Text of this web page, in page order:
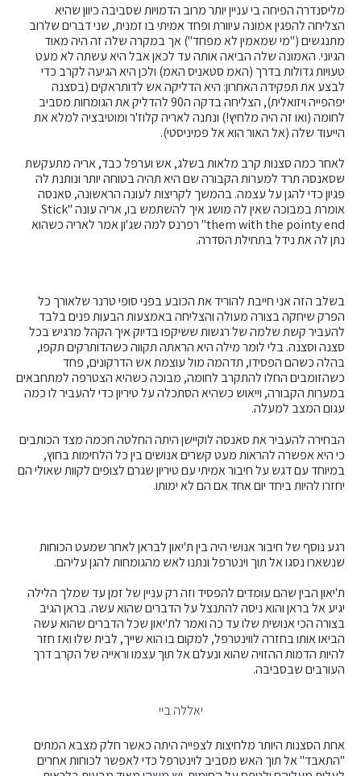
מליסנדרה הפיחה בי עניין יותר מרוב הדמויות שסביבה כיוון שהיא
הצליחה להפגין אמונה עיוורת ופחד אמיתי בו זמנית, שני דברים שלרוב
מתנגשים ("מי שמאמין לא מפחד") אך במקרה שלה זה היה מאוד
הגיוני. האמונה שלה הביאה אותה עד לכאן אבל היא עשתה לא מעט
טעויות גדולות בדרך (האמ סטאניס האמ) ולכן היא הגיעה לקרב כדי
לבצע את תפקידה האחרון: היא הדליקה אש לדותראקים (בסצנה
יפהפייה ויזואלית), הצליחה בדקה ה90 להדליק את הגומחות מסביב
לחומה (ואו זה היה מלחיץ!) ונתנה לאריה קלוז'ר ומוטיבציה למלא את
הייעוד שלה (אל האור הוא אל פמיניסטי).
לאחר כמה סצנות קרב מלאות בשלג, אש וערפל כבד, אריה מתעקשת
שסאנסה תרד למערות הקבורה שם היא תהיה בטוחה יותר ונותנת לה
פגיון כדי להגן על עצמה. בהמשך לקריצות לעונה הראשונה, סאנסה
אומרת במבוכה שאין לה מושג איך להשתמש בו, אריה עונה "Stick
them with the pointy end" רפרנס למה שג'ון אמר לאריה כשהוא
נתן לה את נידל בתחילת הסדרה.
בשלב הזה אני חייבת להוריד את הכובע בפני סופי טרנר שלאורך כל
הפרק שיחקה בצורה מעולה והצליחה באמצעות הבעות פנים בלבד
להעביר קשת שלמה של רגשות ששיקפו בדיוק איך הקהל מרגיש בכל
סצנה וסצנה.בלי לומר מילה היא הראתה תקווה כשהדותרקים תקפו,
בהלה כשהם הפסידו, תדהמה מול עוצמת אש הדרקונים, פחד
כשהזומבים החלו להתקרב לחומה, מבוכה כשהיא הצטרפה למתחבאים
במערות הקבורה, וייאוש כשהיא הסתכלה על טיריון כדי להעביר לו כמה
עגום המצב למעלה.
הבחירה להעביר את סאנסה לוקיישן היתה החלטה חכמה מצד הכותבים
כי היא אפשרה להראות מעט קשרים אנושים בין כל הלחימות בחוץ,
במיוחד עם דגש על חיבור אמיתי עם טיריון שגרם לצופים לקוות שאולי הם
יחזרו להיות ביחד יום אחד אם הם לא ימותו.
רגע נוסף של חיבור אנושי היה בין ת'יאון לבראן לאחר שמעט הכוחות
שנשארו נסגו אל תוך וינטרפל ונתנו לאש מהגומחות להגן עליהם.
ת'יאון הבין שהם עומדים להפסיד וזה רק עניין של זמן עד שמלך הלילה
יגיע אל בראן והוא ניסה להתנצל על הדברים שהוא עשה. בראן הגיב
בצורה הכי אנושית שלו עד כה ואמר לת'יאון שכל הדברים שהוא עשה
הביאו אותו בחזרה לווינטרפל, למקום בו הוא שייך, לבית שלו ואז חזר
להיות הדמות ההזויה שהוא ונעלם אל תוך עצמו וראייה של הקרב דרך
העורבים שבסביבה.
יאללה ביי
אחת הסצנות היותר מלחיצות לצפייה היתה כאשר חלק מצבא המתים
"התאבד" אל תוך האש מסביב לוינטרפל כדי לאפשר לכוחות אחרים